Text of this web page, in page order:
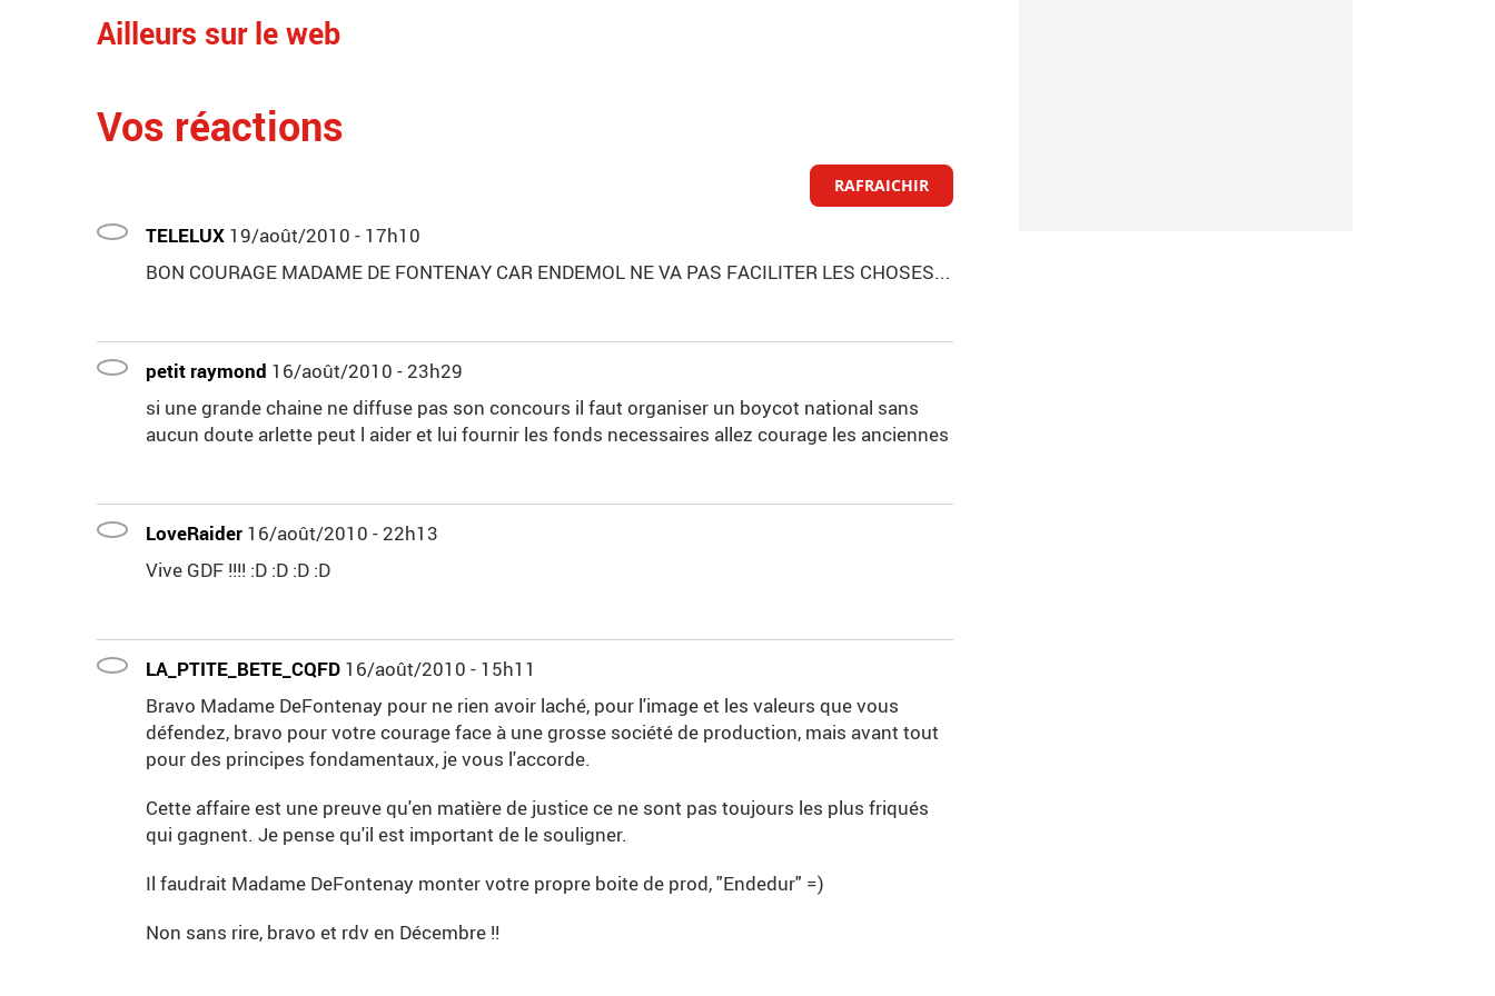
Ailleurs sur le web
Vos réactions
RAFRAICHIR
TELELUX 19/août/2010 - 17h10
BON COURAGE MADAME DE FONTENAY CAR ENDEMOL NE VA PAS FACILITER LES CHOSES...
petit raymond 16/août/2010 - 23h29
si une grande chaine ne diffuse pas son concours il faut organiser un boycot national sans
aucun doute arlette peut l aider et lui fournir les fonds necessaires allez courage les anciennes
LoveRaider 16/août/2010 - 22h13
Vive GDF !!!! :D :D :D :D
LA_PTITE_BETE_CQFD 16/août/2010 - 15h11
Bravo Madame DeFontenay pour ne rien avoir laché, pour l'image et les valeurs que vous
défendez, bravo pour votre courage face à une grosse société de production, mais avant tout
pour des principes fondamentaux, je vous l'accorde.
Cette affaire est une preuve qu'en matière de justice ce ne sont pas toujours les plus friqués
qui gagnent. Je pense qu'il est important de le souligner.
Il faudrait Madame DeFontenay monter votre propre boite de prod, "Endedur" =)
Non sans rire, bravo et rdv en Décembre !!